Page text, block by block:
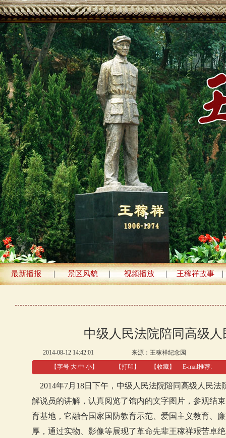
最新播报 | 景区风貌 | 视频播放 | 王稼祥故事 |
中级人民法院陪同高级
2014-08-12 14:42:01 来源： 王稼祥纪念园
【字号 大 中 小】 【打印 】 【收藏】 E-mail推荐:
2014年7月18日下午，中级人民法院陪同高级人民
解说员的讲解，认真阅览了馆内的文字图片，参观结
育基地，它融合国家国防教育示范、爱国主义教育、
厚，通过实物、影像等展现了革命先辈王稼祥艰苦卓